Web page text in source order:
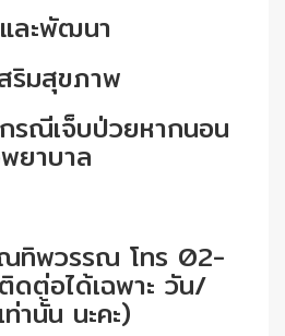
ละพัฒนา
ริมสุขภาพ
รณีเจ็บป่วยหากนอน
ยาบาล
ทิพวรรณ โทร 02-
ต่อได้เฉพาะ วัน/
ท่านั้น นะคะ)